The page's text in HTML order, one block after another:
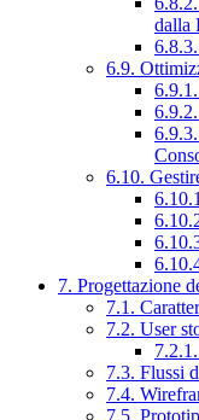
dalla
6.9.
6.10.
7. Progettazione
7.1.
7.2. User
7.3. Flussi
7.4.
7.5.